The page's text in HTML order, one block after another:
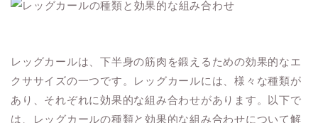
レッグカールは、下半身の筋肉を鍛えるための効果的なエ
クササイズの一つです。レッグカールには、様々な種類が
あり、それぞれに効果的な組み合わせがあります。以下で
は、レッグカールの種類と効果的な組み合わせについて解